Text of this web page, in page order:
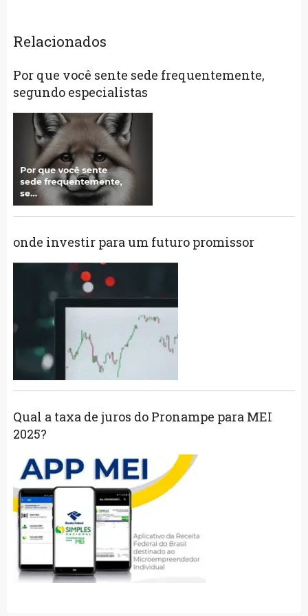
Relacionados
Por que você sente sede frequentemente,
segundo especialistas
onde investir para um futuro promissor
Qual a taxa de juros do Pronampe para MEI
2025?